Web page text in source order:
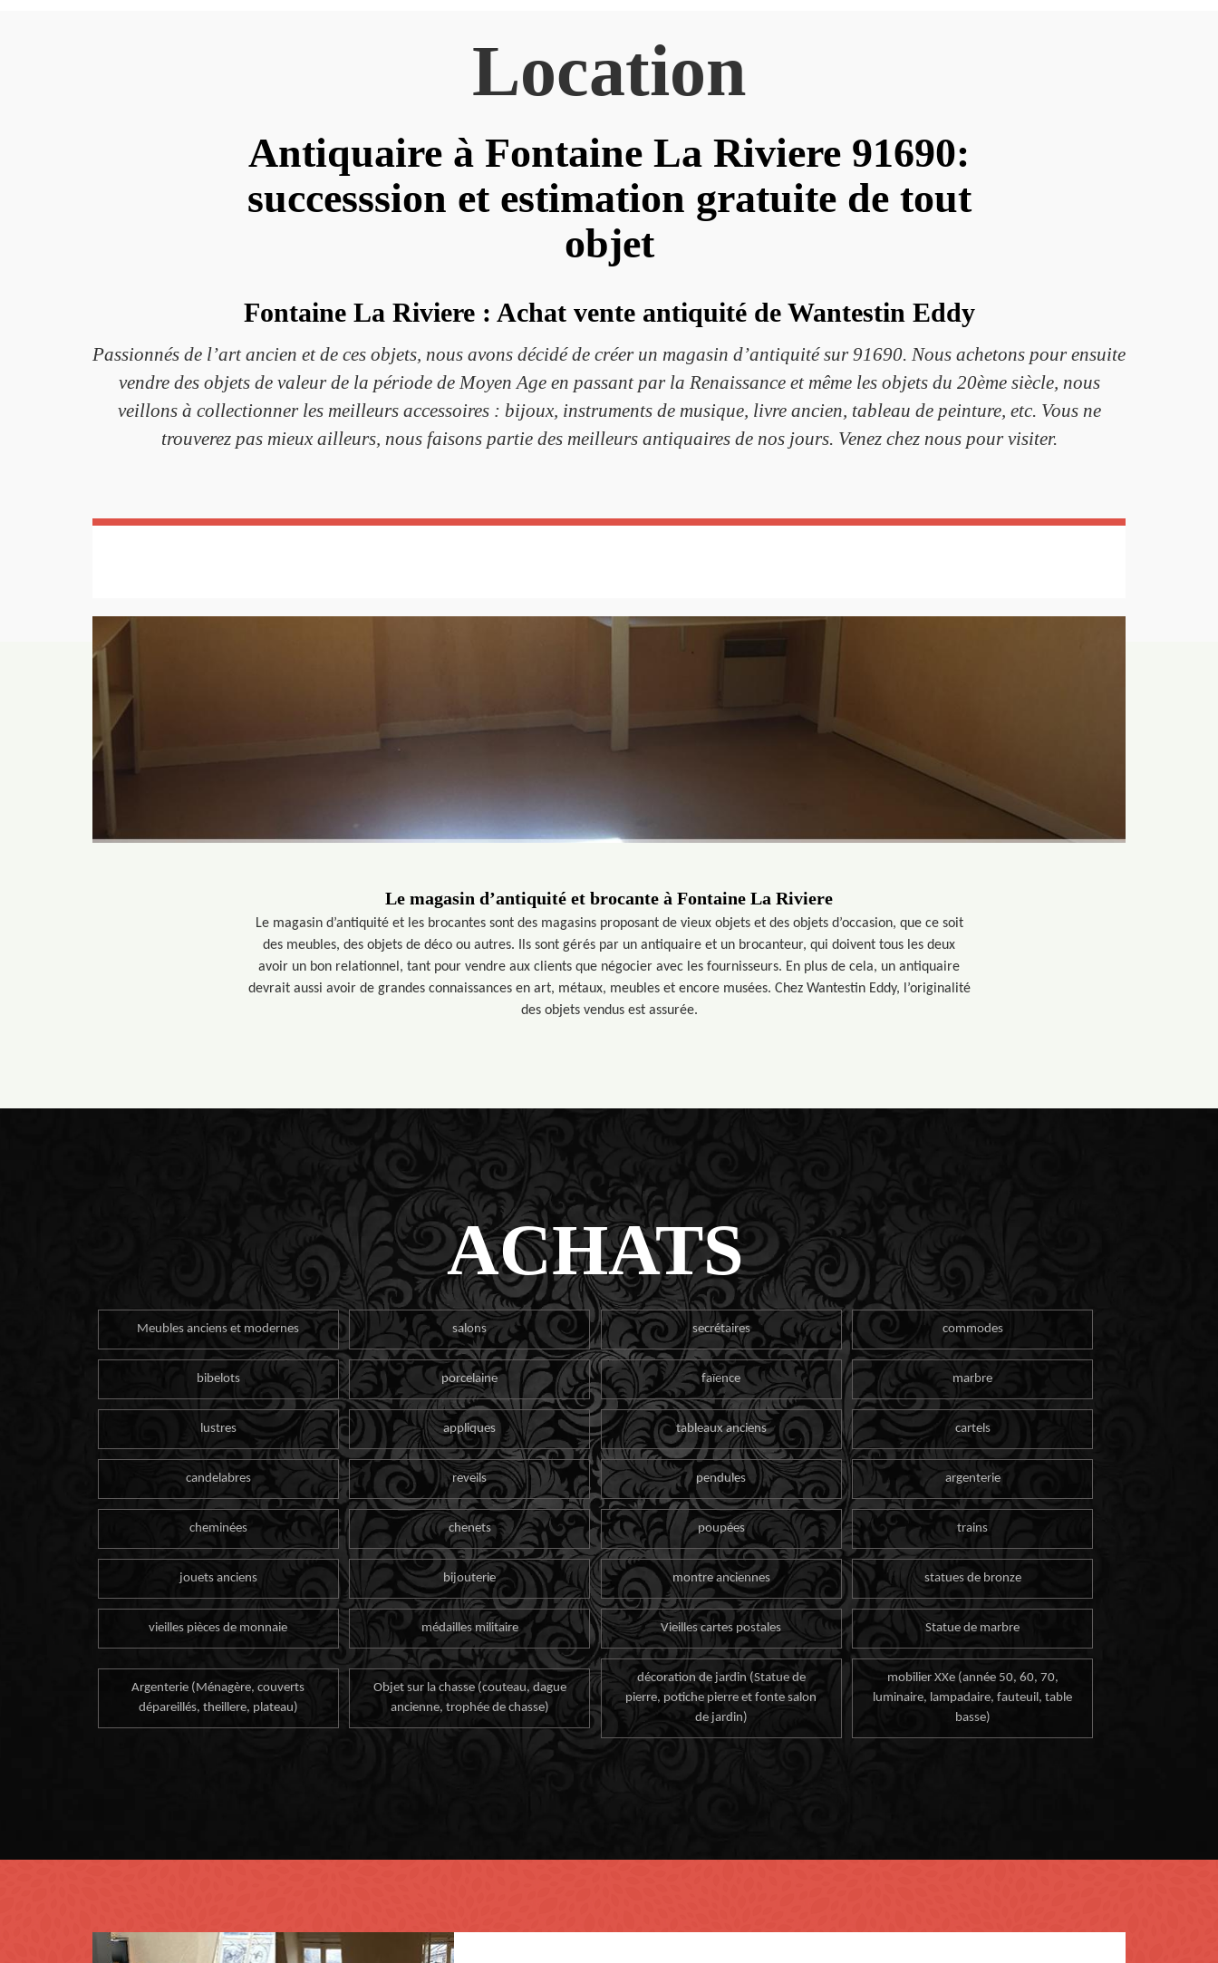
Antiquaire à Fontaine La Riviere 91690:
successsion et estimation gratuite de tout
objet
Location
Fontaine La Riviere : Achat vente antiquité de Wantestin Eddy
Passionnés de l’art ancien et de ces objets, nous avons décidé de créer un magasin d’antiquité sur 91690. Nous achetons pour ensuite
vendre des objets de valeur de la période de Moyen Age en passant par la Renaissance et même les objets du 20ème siècle, nous
veillons à collectionner les meilleurs accessoires : bijoux, instruments de musique, livre ancien, tableau de peinture, etc. Vous ne
trouverez pas mieux ailleurs, nous faisons partie des meilleurs antiquaires de nos jours. Venez chez nous pour visiter.
Le magasin d’antiquité et brocante à Fontaine La Riviere
Le magasin d’antiquité et les brocantes sont des magasins proposant de vieux objets et des objets d’occasion, que ce soit
des meubles, des objets de déco ou autres. Ils sont gérés par un antiquaire et un brocanteur, qui doivent tous les deux
avoir un bon relationnel, tant pour vendre aux clients que négocier avec les fournisseurs. En plus de cela, un antiquaire
devrait aussi avoir de grandes connaissances en art, métaux, meubles et encore musées. Chez Wantestin Eddy, l’originalité
des objets vendus est assurée.
ACHATS
Meubles anciens et modernes salons secrétaires commodes
bibelots porcelaine faïence marbre
lustres appliques tableaux anciens cartels
candelabres reveils pendules argenterie
cheminées chenets poupées trains
jouets anciens bijouterie montre anciennes statues de bronze
vieilles pièces de monnaie médailles militaire Vieilles cartes postales Statue de marbre
Argenterie (Ménagère, couverts
dépareillés, theillere, plateau)
Objet sur la chasse (couteau, dague
ancienne, trophée de chasse)
décoration de jardin (Statue de
pierre, potiche pierre et fonte salon
de jardin)
mobilier XXe (année 50, 60, 70,
luminaire, lampadaire, fauteuil, table
basse)